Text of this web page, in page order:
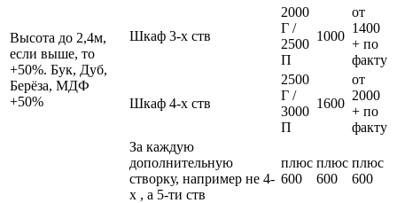
Высота до 2,4м,
если выше, то
+50%. Бук, Дуб,
Берёза, МДФ
+50%
Шкаф 3-х ств
2000
Г /
2500
П
1000
от
1400
+ по
факту
Шкаф 4-х ств
2500
Г /
3000
П
1600
от
2000
+ по
факту
За каждую
дополнительную
створку, например не 4-
х , а 5-ти ств
плюс
600
плюс
600
плюс
600